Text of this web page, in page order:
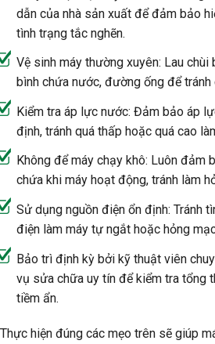
dẫn của nhà sản xuất để đảm bảo
tình trạng tắc nghẽn.
Vệ sinh máy thường xuyên: Lau chùi
bình chứa nước, đường ống để tránh
Kiểm tra áp lực nước: Đảm bảo áp
định, tránh quá thấp hoặc quá cao
Không để máy chạy khô: Luôn đảm
chứa khi máy hoạt động, tránh làm
Sử dụng nguồn điện ổn định: Tránh
điện làm máy tự ngắt hoặc hỏng
Bảo trì định kỳ bởi kỹ thuật viên
vụ sửa chữa uy tín để kiểm tra tổng
tiềm ẩn.
Thực hiện đúng các mẹo trên sẽ giúp